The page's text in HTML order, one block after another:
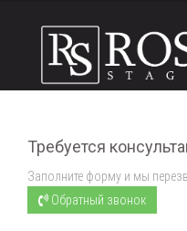
Требуется
Заполните форму и мы
Обратный звонок